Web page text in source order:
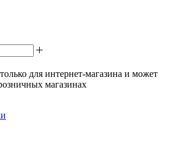
для интернет-магазина и может
магазинах